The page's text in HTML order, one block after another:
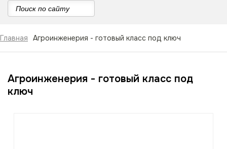
Главная Агроинженерия - готовый класс под ключ
Агроинженерия - готовый класс под
ключ